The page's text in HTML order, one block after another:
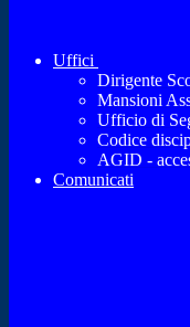
Uffici
Dirigente
Mansioni
Ufficio di
Codice
AGID -
Comunicati